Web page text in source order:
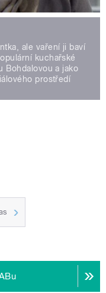
ale vaření ji baví
kuchařské
Bohdalovou a jako
prostředí